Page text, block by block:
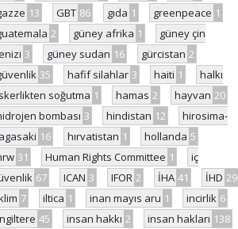
13 GBT 86 gıda 1 greenpeace 1
2 güney afrika 1
güney çin
3 güney sudan 16 gürcistan 2
35 hafif silahlar 3 haiti 1
halkı
soğutma 1 hamas 2 hayvan 20
bombası 3 hindistan 12
hirosima-
16 hırvatistan 1 hollanda 5
31 Human Rights Committee 1
iç
67 ICAN 3 IFOR 2 İHA 41 İHD 29
7 iltica 1 inan mayıs aru 1 incirlik 6
45 insan hakkı 2 insan hakları 138